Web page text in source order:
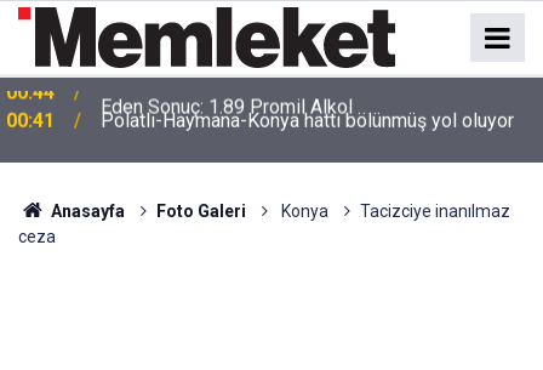
00:41 Polatlı-Haymana-Konya hattı bölünmüş yol oluyor
Anasayfa Foto Galeri Konya
Tacizciye inanılmaz
ceza